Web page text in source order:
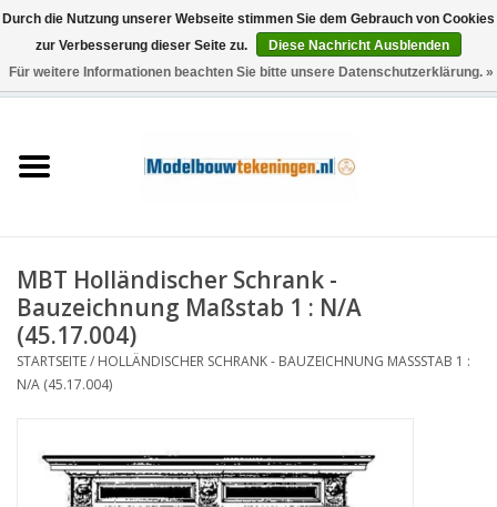
0 Artikel - €0,00
Schiffe
Holzbau
Landschaft
Dokumentation
MBT Holländischer Schrank -
Bauzeichnung Maßstab 1 : N/A
(45.17.004)
STARTSEITE/ HOLLÄNDISCHER SCHRANK - BAUZEICHNUNG MASSSTAB 1 : N
/A (45.17.004)
Durch die Nutzung unserer Webseite stimmen Sie dem Gebrauch von Cookies
zur Verbesserung dieser Seite zu.
Diese Nachricht Ausblenden
Für weitere Informationen beachten Sie bitte unsere Datenschutzerklärung. »